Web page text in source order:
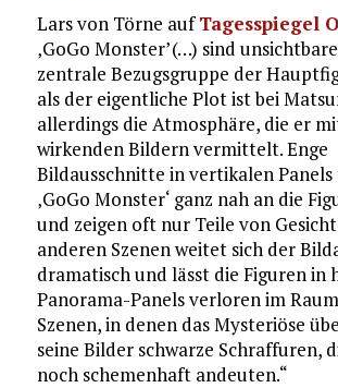
Lars von Törne aufTagesspiegel
‚GoGo Monster’ (…) sind
zentrale Bezugsgruppe der
als der eigentliche Plot ist bei
allerdings die Atmosphäre, die er
wirkenden Bildern vermittelt. Enge
Bildausschnitte in vertikalen
‚GoGo Monster‘ ganz nah an die
und zeigen oft nur Teile von
anderen Szenen weitet sich der
dramatisch und lässt die Figuren in
Panorama-Panels verloren im
Szenen, in denen das Mysteriöse
seine Bilder schwarze Schraffuren,
noch schemenhaft andeuten.“